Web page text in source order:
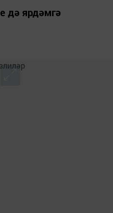
дә ярдәмгә